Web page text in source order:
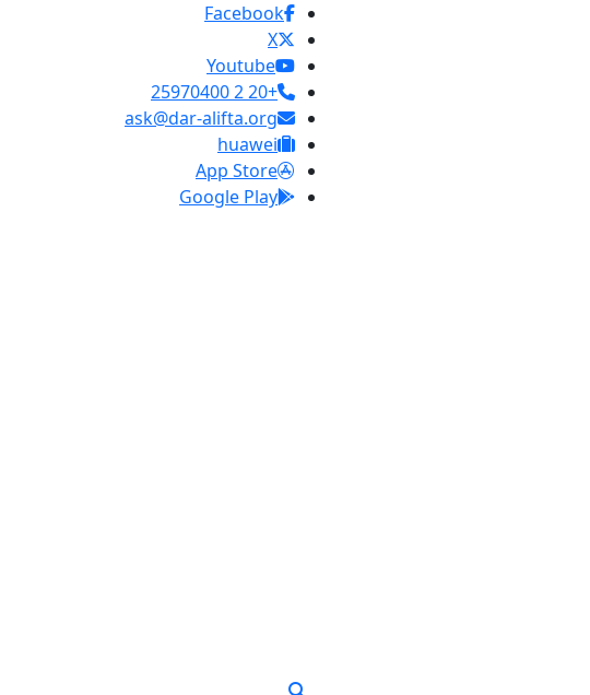
Facebook
X
Youtube
+20 2 25970400
ask@dar-alifta.org
huawei
App Store
Google Play